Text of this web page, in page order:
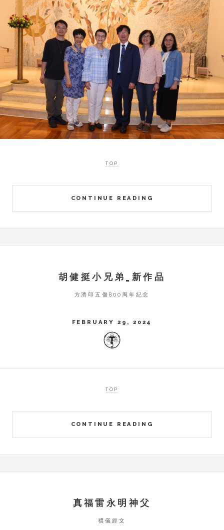
CONTINUE READING
TOP
胡健挺小兄弟_新作品
方濟印五傷800周年紀念
FEBRUARY 29, 2024
CONTINUE READING
TOP
真福雷永明神父
禮儀經文